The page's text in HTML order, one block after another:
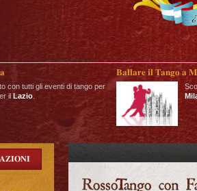
con tutti gli eventi di tango per
il Lazio
Ballare il Tango a